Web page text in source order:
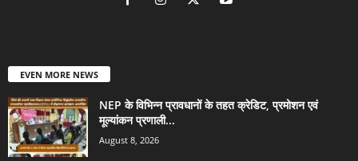
EVEN MORE NEWS
NEP के विभिन्न प्रावधानों के तहत क्रेडिट, प्रमोशन एवं
मूल्यांकन प्रणाली...
August 8, 2026